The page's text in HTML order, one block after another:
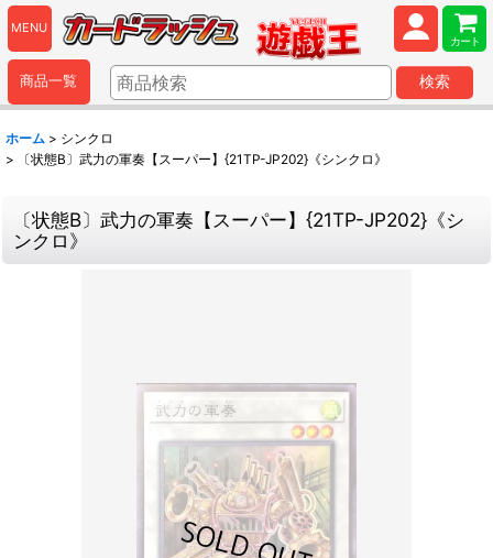
MENU
カート
商品一覧 検索
ホーム > シンクロ
>
〔状態B〕武力の軍奏【スーパー】{21TP-JP202}《シンクロ》
〔状態B〕武力の軍奏【スーパー】{21TP-JP202}《シ
ンクロ》